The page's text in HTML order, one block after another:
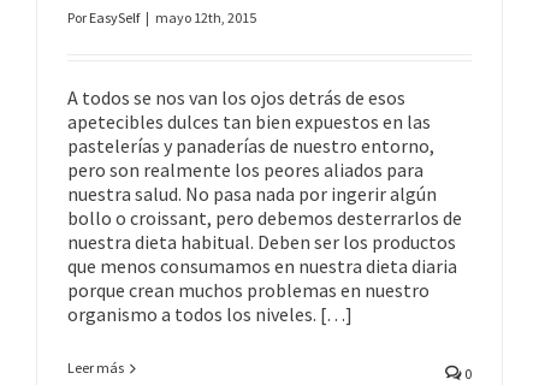
Por EasySelf | mayo 12th, 2015
A todos se nos van los ojos detrás de esos
apetecibles dulces tan bien expuestos en las
pastelerías y panaderías de nuestro entorno,
pero son realmente los peores aliados para
nuestra salud. No pasa nada por ingerir algún
bollo o croissant, pero debemos desterrarlos de
nuestra dieta habitual. Deben ser los productos
que menos consumamos en nuestra dieta diaria
porque crean muchos problemas en nuestro
organismo a todos los niveles. […]
Leer más 0